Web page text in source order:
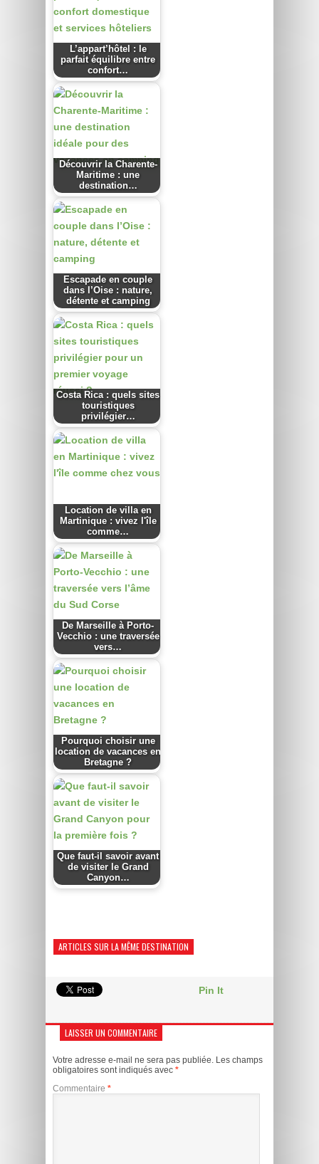
L’appart’hôtel : le
parfait équilibre entre
confort…
Découvrir la Charente-
Maritime : une
destination…
Escapade en couple
dans l’Oise : nature,
détente et camping
Costa Rica : quels sites
touristiques
privilégier…
Location de villa en
Martinique : vivez l'île
comme…
De Marseille à Porto-
Vecchio : une traversée
vers…
Pourquoi choisir une
location de vacances en
Bretagne ?
Que faut-il savoir avant
de visiter le Grand
Canyon…
ARTICLES SUR LA MÊME DESTINATION
Pin It
LAISSER UN COMMENTAIRE
Votre adresse e-mail ne sera pas publiée. Les champs
obligatoires sont indiqués avec *
Commentaire *